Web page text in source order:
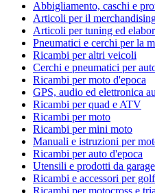
Abbigliamento, caschi e
Articoli per il
Articoli per tuning ed
Pneumatici e cerchi per la
Ricambi per altri veicoli
Cerchi e pneumatici per
Ricambi per moto d'epoca
GPS, audio ed elettronica
Ricambi per quad e ATV
Ricambi per moto
Ricambi per mini moto
Manuali e istruzioni per
Ricambi per auto d'epoca
Utensili e prodotti da
Ricambi e accessori per